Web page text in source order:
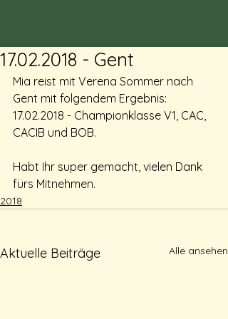
17.02.2018 - Gent
Mia reist mit Verena Sommer nach
Gent mit folgendem Ergebnis:
17.02.2018 - Championklasse V1, CAC,
CACIB und BOB.
Habt Ihr super gemacht, vielen Dank
fürs Mitnehmen.
2018
Aktuelle Beiträge Alle ansehen